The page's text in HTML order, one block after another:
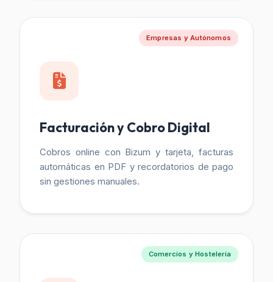
Empresas y Autónomos
Facturación y Cobro Digital
Cobros online con Bizum y tarjeta, facturas
automáticas en PDF y recordatorios de pago
sin gestiones manuales.
Comercios y Hostelería